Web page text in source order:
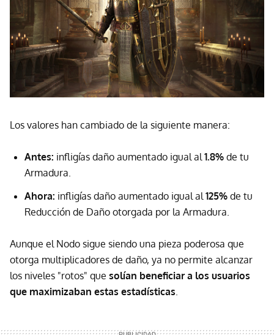
Los valores han cambiado de la siguiente manera:
Antes: infligías daño aumentado igual al1.8% de tu
Armadura.
Ahora: infligías daño aumentado igual al125% de tu
Reducción de Daño otorgada por la Armadura.
Aunque el Nodo sigue siendo una pieza poderosa que
otorga multiplicadores de daño, ya no permite alcanzar
los niveles "rotos" que solían beneficiar a los usuarios
que maximizaban estas estadísticas.